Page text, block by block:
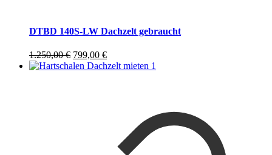
DTBD 140S-LW Dachzelt gebraucht
1.250,00€ Ursprünglicher
Preis
799,00 €Aktueller
Preis